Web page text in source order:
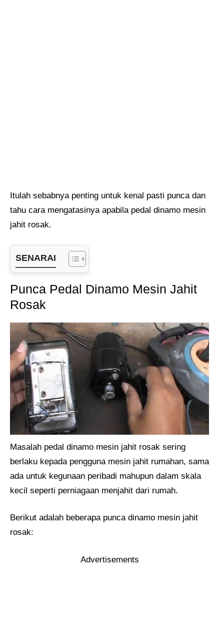
Itulah sebabnya penting untuk kenal pasti punca dan
tahu cara mengatasinya apabila pedal dinamo mesin
jahit rosak.
SENARAI
Punca Pedal Dinamo Mesin Jahit
Rosak
Masalah pedal dinamo mesin jahit rosak sering
berlaku kepada pengguna mesin jahit rumahan, sama
ada untuk kegunaan peribadi mahupun dalam skala
kecil seperti perniagaan menjahit dari rumah.
Berikut adalah beberapa punca dinamo mesin jahit
rosak:
Advertisements